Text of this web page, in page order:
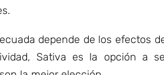
depende de los efectos
Sativa es la opción a